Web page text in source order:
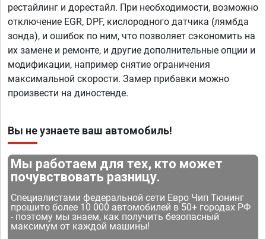
рестайлинг и дорестайл. При необходимости, возможно
отключение EGR, DPF, кислородного датчика (лямбда
зонда), и ошибок по ним, что позволяет сэкономить на
их замене и ремонте, и другие дополнительные опции и
модификации, например снятие ограничения
максимальной скорости. Замер прибавки можно
произвести на диностенде.
Вы не узнаете ваш автомобиль!
Мы работаем для тех, кто может
почувствовать разницу.
Специалистами федеральной сети Евро Чип Тюнинг
прошито более 10 000 автомобилей в 50+ городах РФ
- поэтому мы знаем, как получить безопасный
максимум от каждой машины!